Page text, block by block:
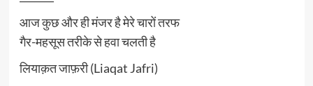
आज कुछ और ही मंजर है मेरे चारों तरफ
गैर-महसूस तरीके से हवा चलती है
लियाक़त जाफ़री (Liaqat Jafri)